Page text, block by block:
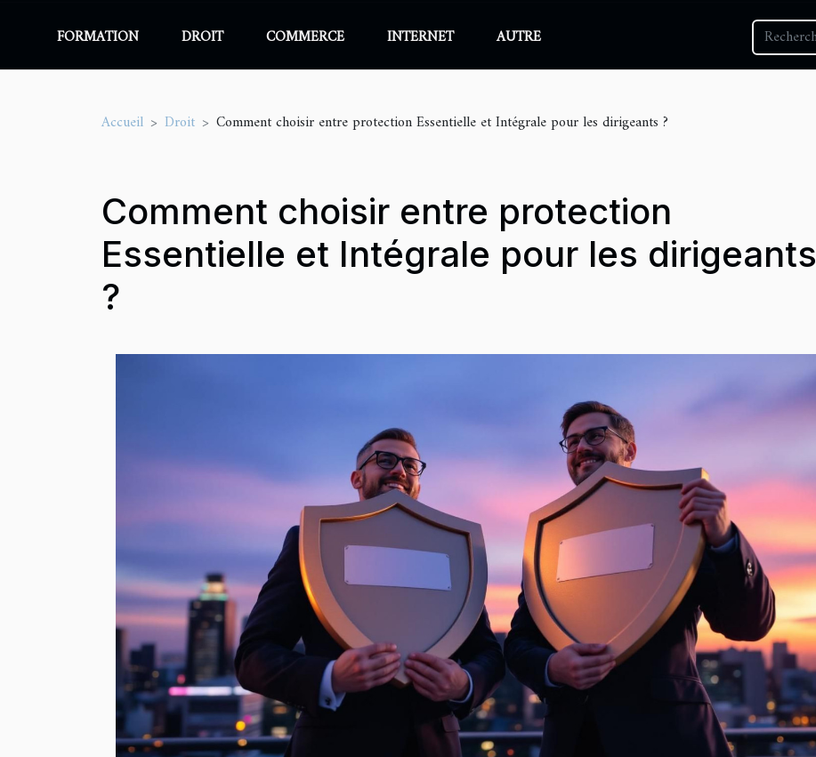
FORMATION DROIT COMMERCE INTERNET AUTRE
Accueil Droit Comment choisir entre protection Essentielle et Intégrale pour les dirigeants ?
Comment choisir entre protection
Essentielle et Intégrale pour les dirigeants
?